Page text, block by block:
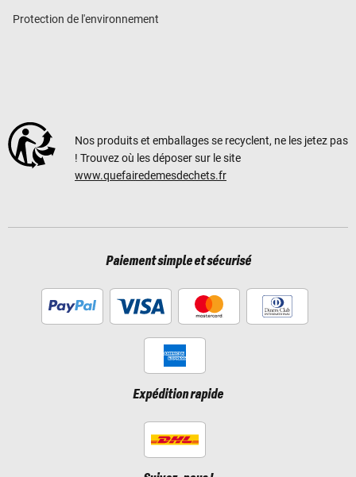
Protection de l'environnement
Nos produits et emballages se recyclent, ne les jetez pas
! Trouvez où les déposer sur le site
www.quefairedemesdechets.fr
Paiement simple et sécurisé
Expédition rapide